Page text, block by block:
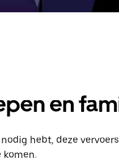
en
hebt, deze
komen.